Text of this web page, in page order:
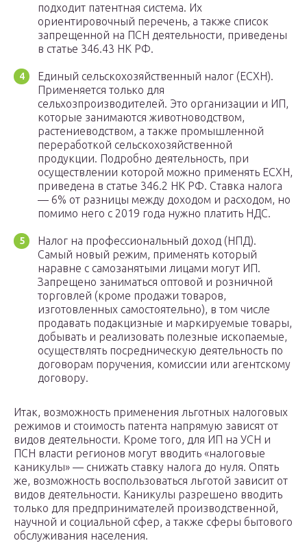
подходит патентная система. Их
ориентировочный перечень, а также список
запрещенной на ПСН деятельности, приведены
в статье 346.43 НК РФ.
Единый сельскохозяйственный налог (ЕСХН).
Применяется только для
сельхозпроизводителей. Это организации и ИП,
которые занимаются животноводством,
растениеводством, а также промышленной
переработкой сельскохозяйственной
продукции. Подробно деятельность, при
осуществлении которой можно применять ЕСХН,
приведена в статье 346.2 НК РФ. Ставка налога
— 6% от разницы между доходом и расходом, но
помимо него с 2019 года нужно платить НДС.
Налог на профессиональный доход (НПД).
Самый новый режим, применять который
наравне с самозанятыми лицами могут ИП.
Запрещено заниматься оптовой и розничной
торговлей (кроме продажи товаров,
изготовленных самостоятельно), в том числе
продавать подакцизные и маркируемые товары,
добывать и реализовать полезные ископаемые,
осуществлять посредническую деятельность по
договорам поручения, комиссии или агентскому
договору.
Итак, возможность применения льготных налоговых
режимов и стоимость патента напрямую зависят от
видов деятельности. Кроме того, для ИП на УСН и
ПСН власти регионов могут вводить «налоговые
каникулы» — снижать ставку налога до нуля. Опять
же, возможность воспользоваться льготой зависит от
видов деятельности. Каникулы разрешено вводить
только для предпринимателей производственной,
научной и социальной сфер, а также сферы бытового
обслуживания населения.